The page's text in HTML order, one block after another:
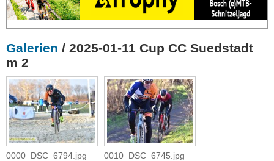
Galerien / 2025-01-11 Cup CC Suedstadt
m 2
0000_DSC_6794.jpg 0010_DSC_6745.jpg